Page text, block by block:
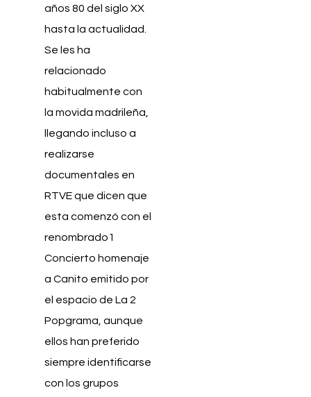
años 80 del siglo XX
hasta la actualidad.
Se les ha
relacionado
habitualmente con
la movida madrileña,
llegando incluso a
realizarse
documentales en
RTVE que dicen que
esta comenzó con el
renombrado1​
Concierto homenaje
a Canito emitido por
el espacio de La 2
Popgrama, aunque
ellos han preferido
siempre identificarse
con los grupos